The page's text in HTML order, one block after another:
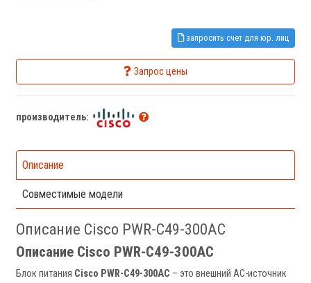
запросить счет для юр. лиц
Запрос цены
производитель:
Описание
Совместимые модели
Описание Cisco PWR-C49-300AC
Описание Cisco PWR-C49-300AC
Блок питания Cisco PWR-C49-300AC – это внешний AC-источник